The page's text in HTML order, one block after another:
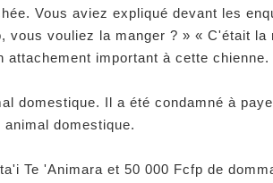
Vous aviez expliqué devant les
vous vouliez la manger ? » « C'était la
important à cette chienne.
domestique. Il a été condamné à
domestique.
Te 'Animara et 50 000 Fcfp de